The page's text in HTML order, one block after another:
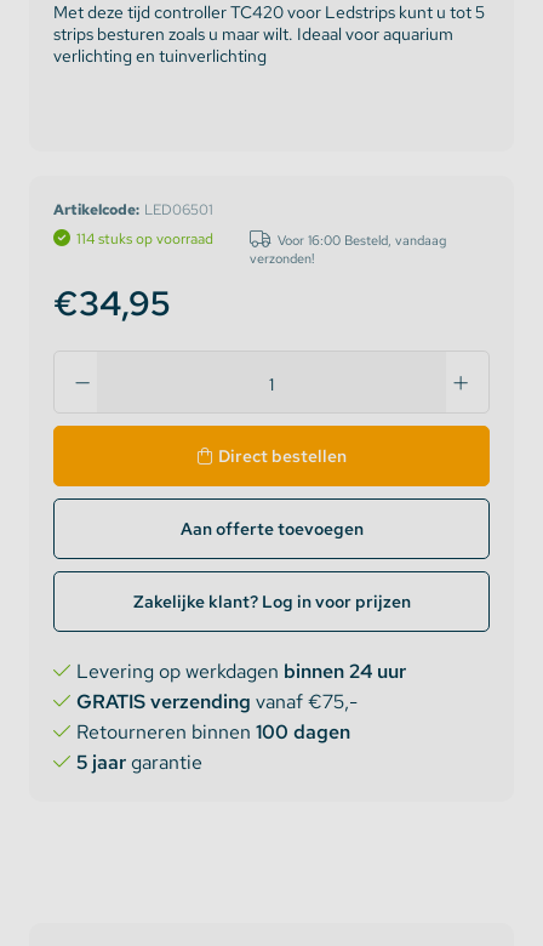
Met deze tijd controller TC420 voor Ledstrips kunt u tot 5
strips besturen zoals u maar wilt. Ideaal voor aquarium
verlichting en tuinverlichting
Artikelcode: LED06501
114 stuks op voorraad
Voor 16:00 Besteld, vandaag
verzonden!
€34,95
Direct bestellen
Aan offerte toevoegen
Zakelijke klant? Log in voor prijzen
Levering op werkdagen binnen 24 uur
GRATIS verzending vanaf €75,-
Retourneren binnen 100 dagen
5 jaargarantie